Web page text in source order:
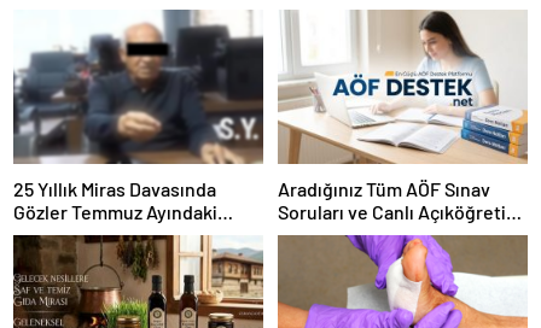
25 Yıllık Miras Davasında
Gözler Temmuz Ayındaki
Karar Duruşmasına Çevrildi
Aradığınız Tüm AÖF Sınav
Soruları ve Canlı Açıköğretim
Forumu Burada